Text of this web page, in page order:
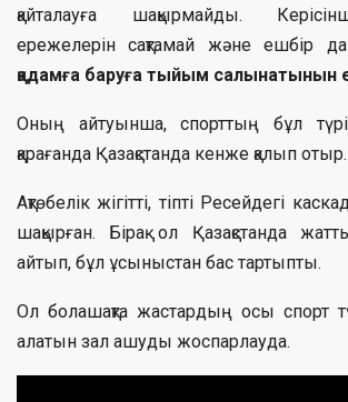
қайталауға шақырмайды.
ережелерін сақтамай және ешбір
қадамға баруға тыйым салынатынын
Оның айтуынша, спорттың бұл түрі
қарағанда Қазақстанда кенже қалып отыр.
Ақтөбелік жігітті, тіпті Ресейдегі
шақырған. Бірақ ол Қазақстанда
айтып, бұл ұсыныстан бас тартыпты.
Ол болашақта жастардың осы спорт
алатын зал ашуды жоспарлауда.